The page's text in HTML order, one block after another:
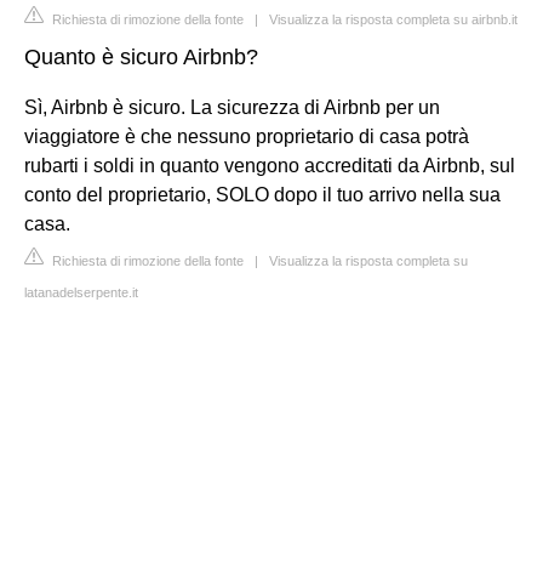
Richiesta di rimozione della fonte | Visualizza la risposta completa su airbnb.it
Quanto è sicuro Airbnb?
Sì, Airbnb è sicuro. La sicurezza di Airbnb per un
viaggiatore è che nessuno proprietario di casa potrà
rubarti i soldi in quanto vengono accreditati da Airbnb, sul
conto del proprietario, SOLO dopo il tuo arrivo nella sua
casa.
Richiesta di rimozione della fonte | Visualizza la risposta completa su
latanadelserpente.it